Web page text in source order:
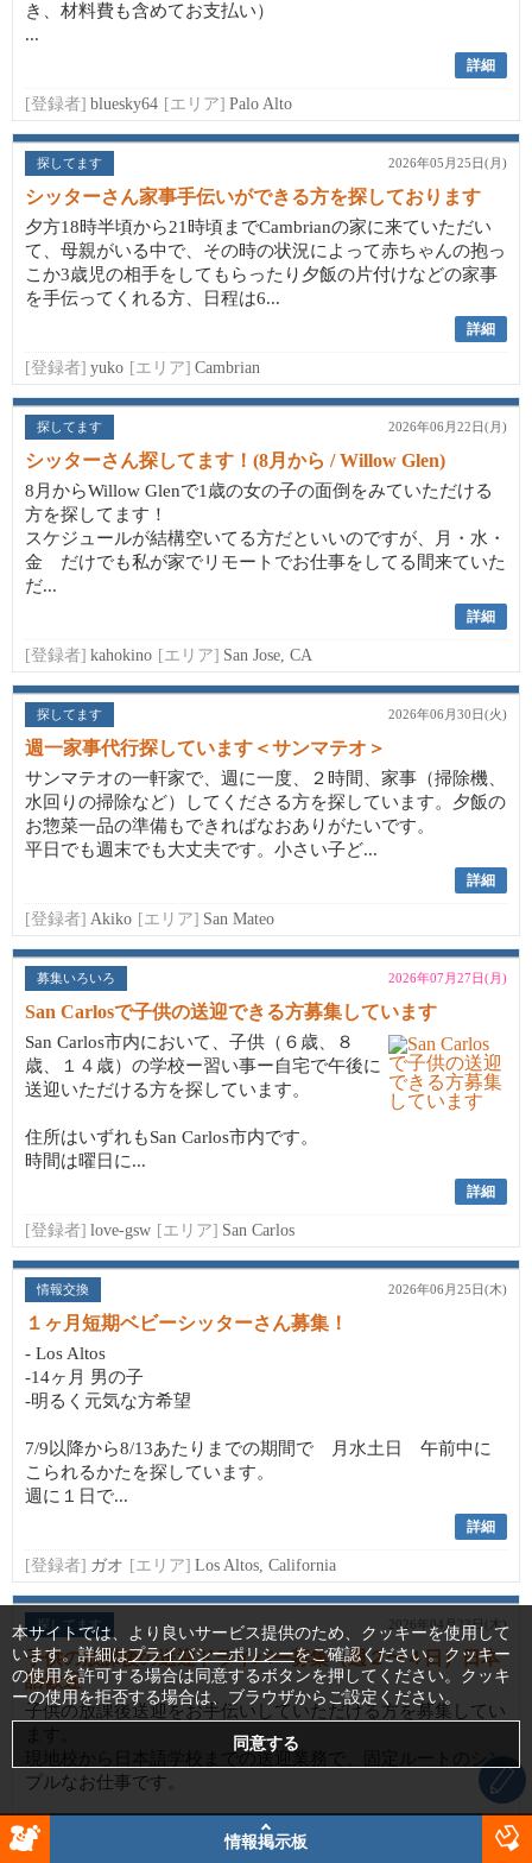
き、材料費も含めてお支払い）
...
詳細
[登録者] bluesky64 [エリア] Palo Alto
探してます 2026年05月25日(月)
シッターさん家事手伝いができる方を探しております
夕方18時半頃から21時頃までCambrianの家に来ていただい
て、母親がいる中で、その時の状況によって赤ちゃんの抱っ
こか3歳児の相手をしてもらったり夕飯の片付けなどの家事
を手伝ってくれる方、日程は6...
詳細
[登録者] yuko [エリア] Cambrian
探してます 2026年06月22日(月)
シッターさん探してます！(8月から / Willow Glen)
8月からWillow Glenで1歳の女の子の面倒をみていただける
方を探してます！
スケジュールが結構空いてる方だといいのですが、月・水・
金 だけでも私が家でリモートでお仕事をしてる間来ていた
だ...
詳細
[登録者] kahokino [エリア] San Jose, CA
探してます 2026年06月30日(火)
週一家事代行探しています＜サンマテオ＞
サンマテオの一軒家で、週に一度、２時間、家事（掃除機、
水回りの掃除など）してくださる方を探しています。夕飯の
お惣菜一品の準備もできればなおありがたいです。
平日でも週末でも大丈夫です。小さい子ど...
詳細
[登録者] Akiko [エリア] San Mateo
募集いろいろ 2026年07月27日(月)
San Carlosで子供の送迎できる方募集しています
San Carlos市内において、子供（６歳、８
歳、１４歳）の学校ー習い事ー自宅で午後に
送迎いただける方を探しています。
住所はいずれもSan Carlos市内です。
時間は曜日に...
詳細
[登録者] love-gsw [エリア] San Carlos
情報交換 2026年06月25日(木)
１ヶ月短期ベビーシッターさん募集！
- Los Altos
-14ヶ月 男の子
-明るく元気な方希望
7/9以降から8/13あたりまでの期間で 月水土日 午前中に
こられるかたを探しています。
週に１日で...
詳細
[登録者] ガオ [エリア] Los Altos, California
探してます 2026年04月23日(木)
子供の放課後の送迎ドライバー募集（週２〜４日）日本
語歓迎
子供の放課後送迎をお手伝いしていただける方を募集してい
現地校から日本語学校までの送迎業務で、固定ルートのシン
プルなお仕事です。
⸻
■仕事内容
情報掲示板
本サイトでは、より良いサービス提供のため、クッキーを使用して
います。詳細はプライバシーポリシーをご確認ください。クッキー
の使用を許可する場合は同意するボタンを押してください。クッキ
ーの使用を拒否する場合は、ブラウザからご設定ください。